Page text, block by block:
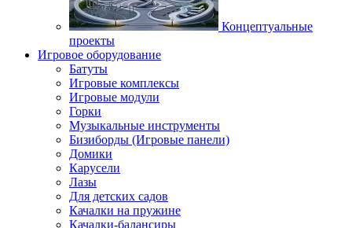
Концептуальные
проекты
Игровое оборудование
Батуты
Игровые комплексы
Игровые модули
Горки
Музыкальные инструменты
Бизиборды (Игровые панели)
Домики
Карусели
Лазы
Для детских садов
Качалки на пружине
Качалки-балансиры